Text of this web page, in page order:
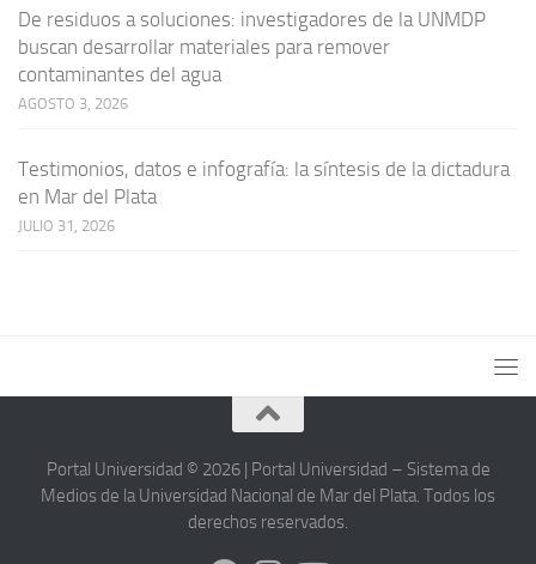
De residuos a soluciones: investigadores de la UNMDP
buscan desarrollar materiales para remover
contaminantes del agua
AGOSTO 3, 2026
Testimonios, datos e infografía: la síntesis de la dictadura
en Mar del Plata
JULIO 31, 2026
Portal Universidad © 2026 | Portal Universidad – Sistema de
Medios de la Universidad Nacional de Mar del Plata. Todos los
derechos reservados.